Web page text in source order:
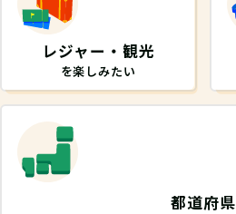
レジャー・観光
を楽しみたい
都道府県